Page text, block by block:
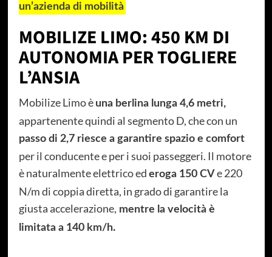
un’azienda di mobilità
MOBILIZE LIMO: 450 KM DI
AUTONOMIA PER TOGLIERE
L’ANSIA
Mobilize Limo è una berlina lunga 4,6 metri,
appartenente quindi al segmento D, che con un
passo di 2,7 riesce a garantire spazio e comfort
per il conducente e per i suoi passeggeri. Il motore
è naturalmente elettrico ed eroga 150 CVe 220
N/m di coppia diretta, in grado di garantire la
giusta accelerazione, mentre la velocità è
limitata a 140 km/h.